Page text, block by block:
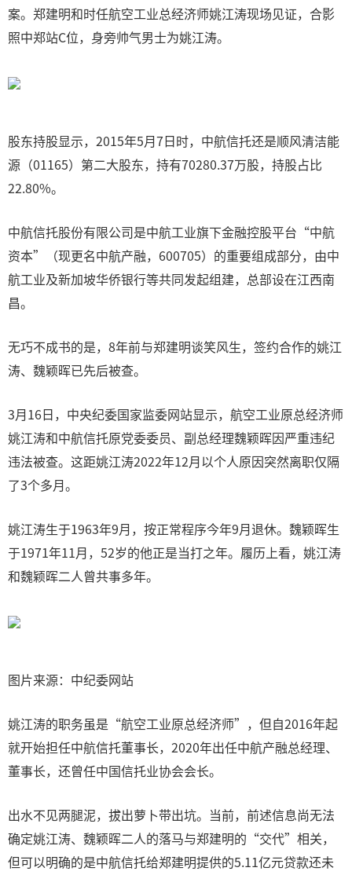
案。郑建明和时任航空工业总经济师姚江涛现场见证，合影
照中郑站C位，身旁帅气男士为姚江涛。
股东持股显示，2015年5月7日时，中航信托还是顺风清洁能
源（01165）第二大股东，持有70280.37万股，持股占比
22.80%。
中航信托股份有限公司是中航工业旗下金融控股平台“中航
资本”（现更名中航产融，600705）的重要组成部分，由中
航工业及新加坡华侨银行等共同发起组建，总部设在江西南
昌。
无巧不成书的是，8年前与郑建明谈笑风生，签约合作的姚江
涛、魏颖晖已先后被查。
3月16日，中央纪委国家监委网站显示，航空工业原总经济师
姚江涛和中航信托原党委委员、副总经理魏颖晖因严重违纪
违法被查。这距姚江涛2022年12月以个人原因突然离职仅隔
了3个多月。
姚江涛生于1963年9月，按正常程序今年9月退休。魏颖晖生
于1971年11月，52岁的他正是当打之年。履历上看，姚江涛
和魏颖晖二人曾共事多年。
图片来源：中纪委网站
姚江涛的职务虽是“航空工业原总经济师”，但自2016年起
就开始担任中航信托董事长，2020年出任中航产融总经理、
董事长，还曾任中国信托业协会会长。
出水不见两腿泥，拔出萝卜带出坑。当前，前述信息尚无法
确定姚江涛、魏颖晖二人的落马与郑建明的“交代”相关，
但可以明确的是中航信托给郑建明提供的5.11亿元贷款还未